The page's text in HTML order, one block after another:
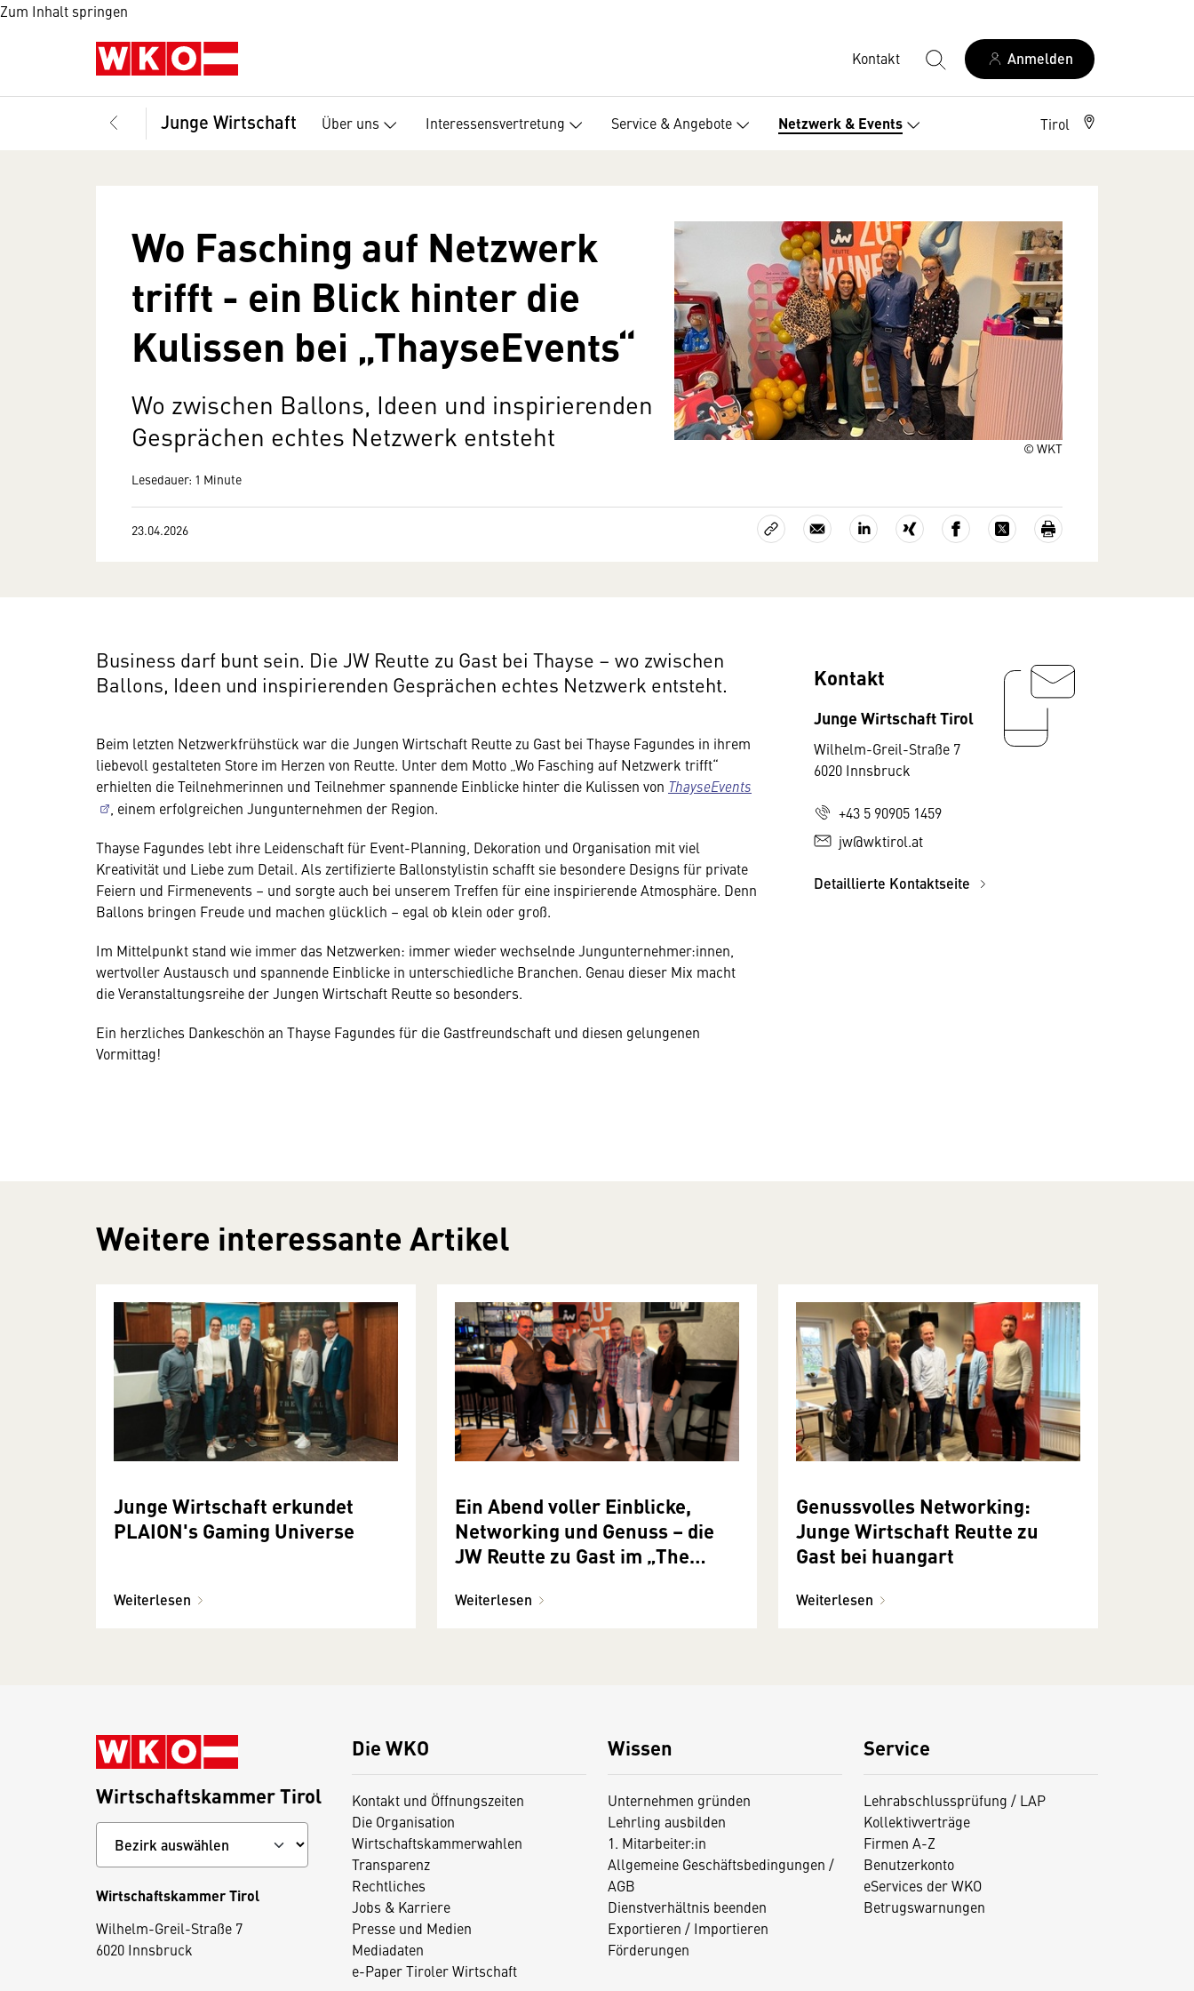
Zum Inhalt springen
Kontakt Anmelden
Junge Wirtschaft Über uns Interessensvertretung Service & Angebote Netzwerk & Events Tirol
© WKT
Wo Fasching auf Netzwerk
trifft - ein Blick hinter die
Kulissen bei „ThayseEvents“
Wo zwischen Ballons, Ideen und inspirierenden
Gesprächen echtes Netzwerk entsteht
Lesedauer: 1 Minute
23.04.2026
Business darf bunt sein. Die JW Reutte zu Gast bei Thayse – wo zwischen
Ballons, Ideen und inspirierenden Gesprächen echtes Netzwerk entsteht.
Beim letzten Netzwerkfrühstück war die Jungen Wirtschaft Reutte zu Gast bei Thayse Fagundes in ihrem
liebevoll gestalteten Store im Herzen von Reutte. Unter dem Motto „Wo Fasching auf Netzwerk trifft“
erhielten die Teilnehmerinnen und Teilnehmer spannende Einblicke hinter die Kulissen von ThayseEvents
, einem erfolgreichen Jungunternehmen der Region.
Thayse Fagundes lebt ihre Leidenschaft für Event-Planning, Dekoration und Organisation mit viel
Kreativität und Liebe zum Detail. Als zertifizierte Ballonstylistin schafft sie besondere Designs für private
Feiern und Firmenevents – und sorgte auch bei unserem Treffen für eine inspirierende Atmosphäre. Denn
Ballons bringen Freude und machen glücklich – egal ob klein oder groß.
Im Mittelpunkt stand wie immer das Netzwerken: immer wieder wechselnde Jungunternehmer:innen,
wertvoller Austausch und spannende Einblicke in unterschiedliche Branchen. Genau dieser Mix macht
die Veranstaltungsreihe der Jungen Wirtschaft Reutte so besonders.
Ein herzliches Dankeschön an Thayse Fagundes für die Gastfreundschaft und diesen gelungenen
Vormittag!
Kontakt
Junge Wirtschaft Tirol
Wilhelm-Greil-Straße 7
6020 Innsbruck
+43 5 90905 1459
jw@wktirol.at
Detaillierte Kontaktseite
Weitere interessante Artikel
Junge Wirtschaft erkundet
PLAION's Gaming Universe
Weiterlesen
Ein Abend voller Einblicke,
Networking und Genuss – die
JW Reutte zu Gast im „The
Weiterlesen
Genussvolles Networking:
Junge Wirtschaft Reutte zu
Gast bei huangart
Weiterlesen
Die WKO
Kontakt und Öffnungszeiten
Die Organisation
Wirtschaftskammerwahlen
Transparenz
Rechtliches
Jobs & Karriere
Presse und Medien
Mediadaten
e-Paper Tiroler Wirtschaft
Wissen
Unternehmen gründen
Lehrling ausbilden
1. Mitarbeiter:in
Allgemeine Geschäftsbedingungen /
AGB
Dienstverhältnis beenden
Exportieren / Importieren
Förderungen
Service
Lehrabschlussprüfung / LAP
Kollektivverträge
Firmen A-Z
Benutzerkonto
eServices der WKO
Betrugswarnungen
Wirtschaftskammer Tirol
Wirtschaftskammer Tirol
Wilhelm-Greil-Straße 7
6020 Innsbruck